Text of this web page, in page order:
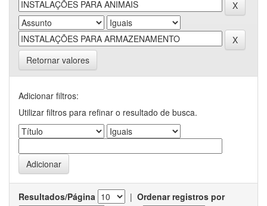
Retornar valores
Adicionar filtros:
Utilizar filtros para refinar o resultado de busca.
Resultados/Página | Ordenar registros por